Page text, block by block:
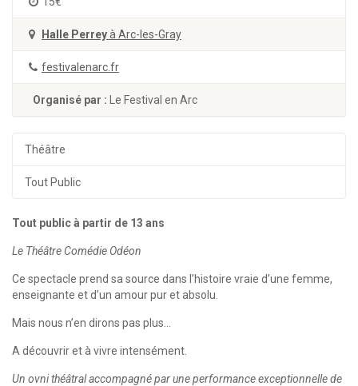
Halle Perreyà Arc-les-Gray
festivalenarc.fr
Organisé par : Le Festival en Arc
Théâtre
Tout Public
Tout public à partir de 13 ans
Le Théâtre Comédie Odéon
Ce spectacle prend sa source dans l’histoire vraie d’une femme,
enseignante et d’un amour pur et absolu.
Mais nous n’en dirons pas plus…
A découvrir et à vivre intensément.
Un ovni théâtral accompagné par une performance exceptionnelle de